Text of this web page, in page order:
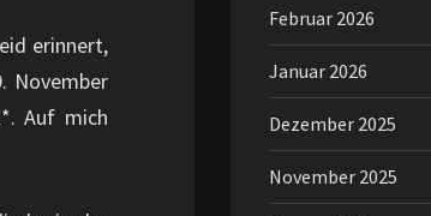
erinnert,
November
Auf mich
Februar 2026
Januar 2026
Dezember 2025
November 2025